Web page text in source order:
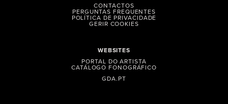
WEBSITES
PORTAL DO ARTISTA
CATÁLOGO FONOGRÁFICO
GDA.PT
CONTACTOS
PERGUNTAS FREQUENTES
POLÍTICA DE PRIVACIDADE
GERIR COOKIES